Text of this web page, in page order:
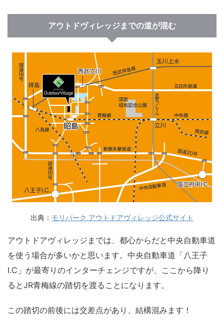
アウトドヴィレッジまでの道が混む
出典： モリパーク アウトドアヴィレッジ公式サイト
アウトドアヴィレッジまでは、都心からだと中央自動車道
を使う場合が多いかと思います。中央自動車道「八王子
I.C」が最寄りのインターチェンジですが、ここから降り
るとJR青梅線の踏切を渡ることになります。
この踏切の前後には交差点があり、結構混みます！